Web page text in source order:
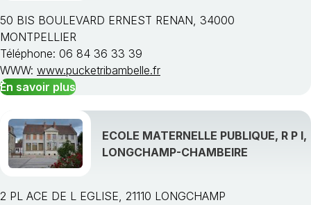
50 BIS BOULEVARD ERNEST RENAN, 34000
MONTPELLIER
Téléphone: 06 84 36 33 39
WWW: www.pucketribambelle.fr
En savoir plus
ECOLE MATERNELLE PUBLIQUE, R P I,
LONGCHAMP-CHAMBEIRE
2 PL ACE DE L EGLISE, 21110 LONGCHAMP